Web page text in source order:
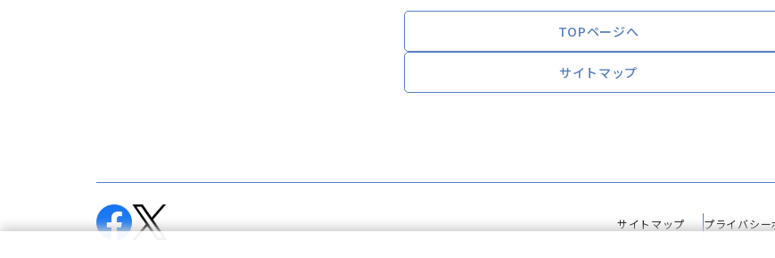
TOPページへ
サイトマップ
サイトマップ プライバシー